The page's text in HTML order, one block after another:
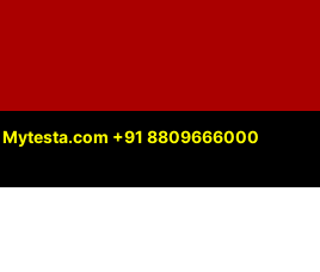
Mytesta.com +91 8809666000